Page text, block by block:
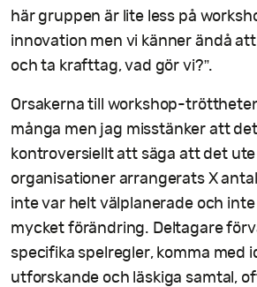
här gruppen är lite less på
innovation men vi känner ändå
och ta krafttag, vad gör vi?”.
Orsakerna till workshop-
många men jag misstänker att
kontroversiellt att säga att det ute
organisationer arrangerats X
inte var helt välplanerade och
mycket förändring. Deltagare
specifika spelregler, komma med
utforskande och läskiga samtal,